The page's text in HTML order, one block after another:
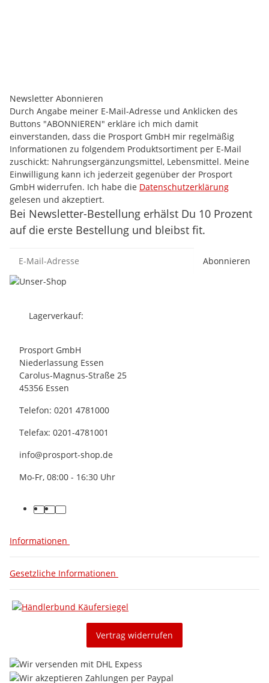
Newsletter Abonnieren
Durch Angabe meiner E-Mail-Adresse und Anklicken des
Buttons "ABONNIEREN" erkläre ich mich damit
einverstanden, dass die Prosport GmbH mir regelmäßig
Informationen zu folgendem Produktsortiment per E-Mail
zuschickt: Nahrungsergänzungsmittel, Lebensmittel. Meine
Einwilligung kann ich jederzeit gegenüber der Prosport
GmbH widerrufen. Ich habe die Datenschutzerklärung
gelesen und akzeptiert.
Bei Newsletter-Bestellung erhälst Du 10 Prozent
auf die erste Bestellung und bleibst fit.
Abonnieren
Lagerverkauf:
Prosport GmbH
Niederlassung Essen
Carolus-Magnus-Straße 25
45356 Essen
Telefon: 0201 4781000
Telefax: 0201-4781001
info@prosport-shop.de
Mo-Fr, 08:00 - 16:30 Uhr
Informationen
Gesetzliche Informationen
Vertrag widerrufen